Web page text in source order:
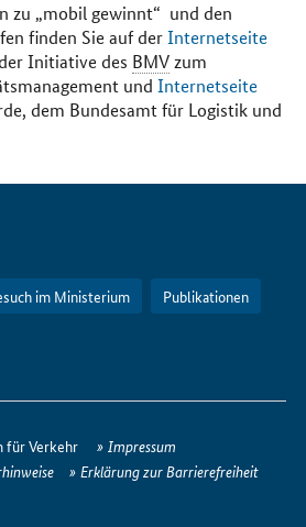
zu „mobil gewinnt“ und den
finden Sie auf derInternetseite
Initiative des BMVzum
und Internetseite
dem Bundesamt für Logistik und
im Ministerium Publikationen
für Verkehr
Impressum
Erklärung zur Barrierefreiheit